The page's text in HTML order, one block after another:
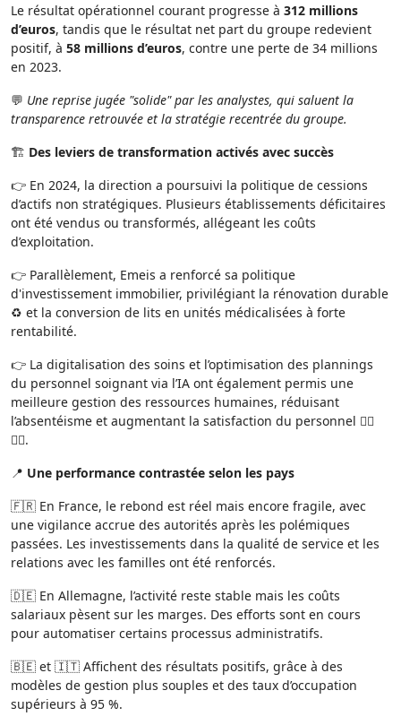
Le résultat opérationnel courant progresse à 312 millions
d’euros, tandis que le résultat net part du groupe redevient
positif, à 58 millions d’euros, contre une perte de 34 millions
en 2023.
💬 Une reprise jugée "solide" par les analystes, qui saluent la
transparence retrouvée et la stratégie recentrée du groupe.
🏗️ Des leviers de transformation activés avec succès
👉 En 2024, la direction a poursuivi la politique de cessions
d’actifs non stratégiques. Plusieurs établissements déficitaires
ont été vendus ou transformés, allégeant les coûts
d’exploitation.
👉 Parallèlement, Emeis a renforcé sa politique
d'investissement immobilier, privilégiant la rénovation durable
♻️ et la conversion de lits en unités médicalisées à forte
rentabilité.
👉 La digitalisation des soins et l’optimisation des plannings
du personnel soignant via l’IA ont également permis une
meilleure gestion des ressources humaines, réduisant
l’absentéisme et augmentant la satisfaction du personnel 👨‍⚕️
👩‍⚕️.
📍 Une performance contrastée selon les pays
🇫🇷 En France, le rebond est réel mais encore fragile, avec
une vigilance accrue des autorités après les polémiques
passées. Les investissements dans la qualité de service et les
relations avec les familles ont été renforcés.
🇩🇪 En Allemagne, l’activité reste stable mais les coûts
salariaux pèsent sur les marges. Des efforts sont en cours
pour automatiser certains processus administratifs.
🇧🇪 et 🇮🇹 Affichent des résultats positifs, grâce à des
modèles de gestion plus souples et des taux d’occupation
supérieurs à 95 %.